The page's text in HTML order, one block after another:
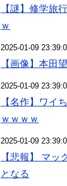
【謎】修学旅
ｗ
2025-01-09
【画像】本田
2025-01-09
【名作】ワイ
ｗｗｗｗ
2025-01-09
【悲報】 マ
となる